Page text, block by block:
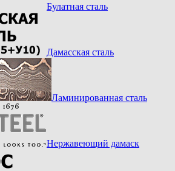
Булатная сталь
Дамасская сталь
Ламинированная сталь
Нержавеющий дамаск